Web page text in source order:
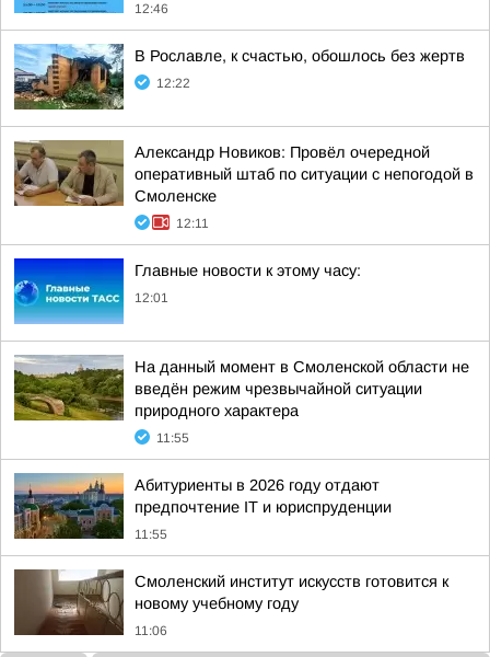
12:46
В Рославле, к счастью, обошлось без жертв
12:22
Александр Новиков: Провёл очередной
оперативный штаб по ситуации с непогодой в
Смоленске
12:11
Главные новости к этому часу:
12:01
На данный момент в Смоленской области не
введён режим чрезвычайной ситуации
природного характера
11:55
Абитуриенты в 2026 году отдают
предпочтение IT и юриспруденции
11:55
Смоленский институт искусств готовится к
новому учебному году
11:06